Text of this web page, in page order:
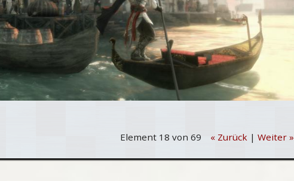
Element 18 von 69 « Zurück |Weiter »